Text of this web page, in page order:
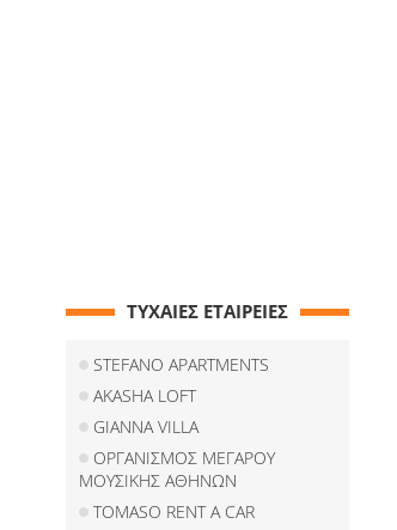
ΤΥΧΑΙΕΣ ΕΤΑΙΡΕΙΕΣ
STEFANO APARTMENTS
AKASHA LOFT
GIANNA VILLA
ΟΡΓΑΝΙΣΜΟΣ ΜΕΓΑΡΟΥ
ΜΟΥΣΙΚΗΣ ΑΘΗΝΩΝ
TOMASO RENT A CAR